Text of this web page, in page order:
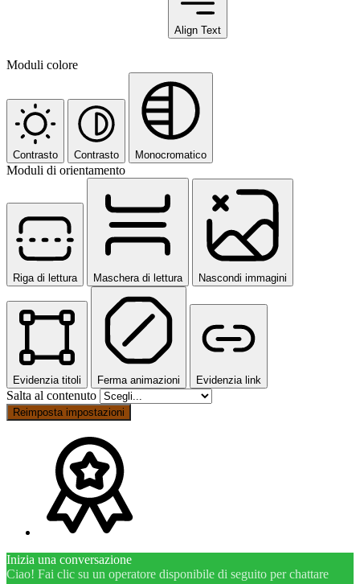
Align Text
Moduli colore
Contrasto Contrasto Monocromatico
Moduli di orientamento
Riga di lettura Maschera di lettura Nascondi immagini
Evidenzia titoli Ferma animazioni Evidenzia link
Salta al contenuto
Reimposta impostazioni
Inizia una conversazione
Ciao! Fai clic su un operatore disponibile di seguito per chattare